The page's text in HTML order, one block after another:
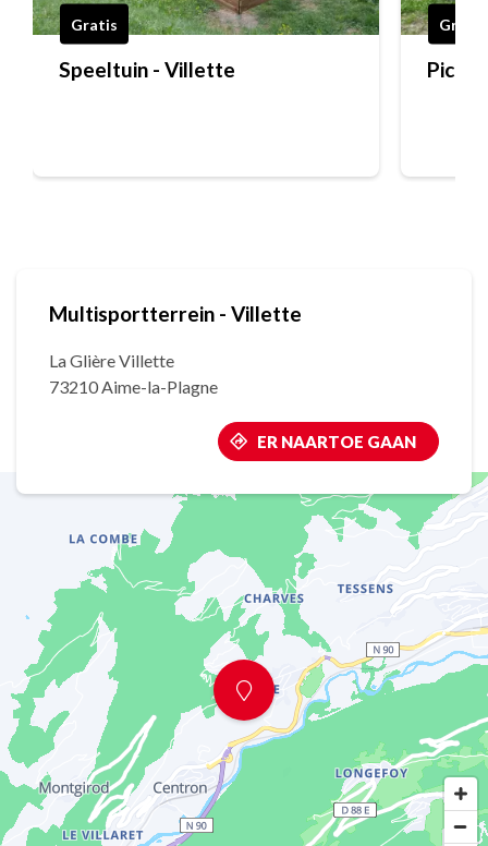
Gratis
Speeltuin - Villette
Gratis
Multisportterrein - Villette
La Glière Villette
73210 Aime-la-Plagne
ER NAARTOE GAAN